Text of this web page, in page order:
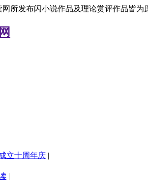
所发布闪小说作品及理论赏评作品皆
立十周年庆 |
|